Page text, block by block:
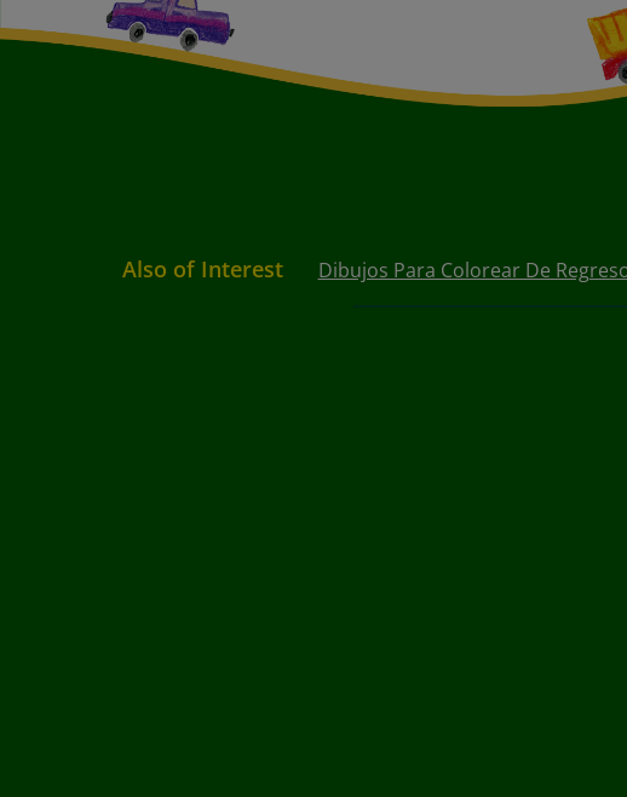
Also of Interest Dibujos Para Colorear De